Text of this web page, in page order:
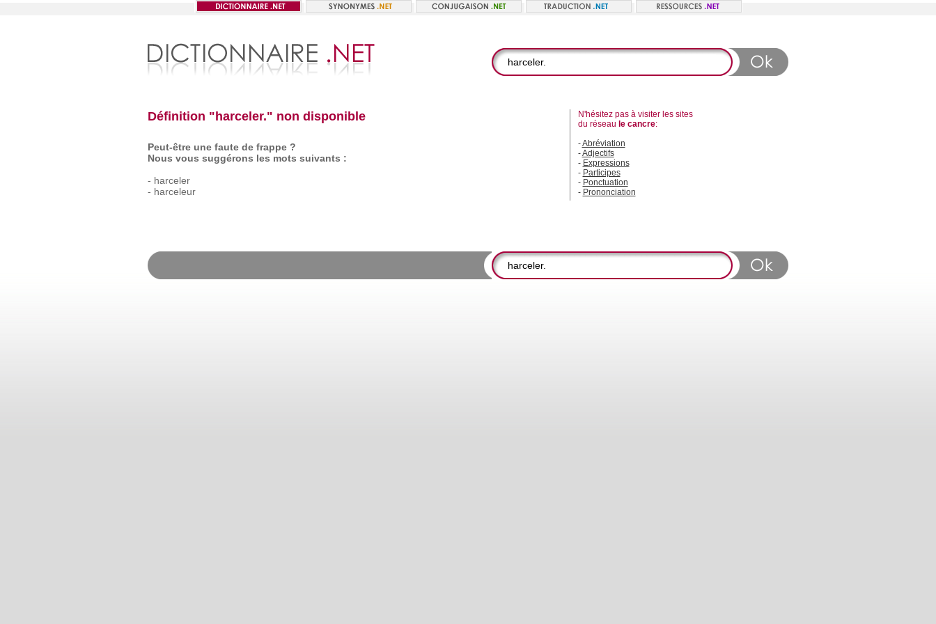
Définition "harceler." non disponible
Peut-être une faute de frappe ?
Nous vous suggérons les mots suivants :
- harceler
- harceleur
N'hésitez pas à visiter les sites
du réseau le cancre:
-Abréviation
-Adjectifs
- Expressions
- Participes
- Ponctuation
- Prononciation